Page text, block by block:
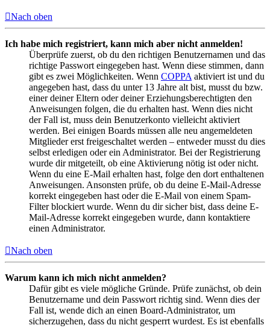
Nach oben
Ich habe mich registriert, kann mich aber nicht anmelden!
Überprüfe zuerst, ob du den richtigen Benutzernamen und das
richtige Passwort eingegeben hast. Wenn diese stimmen, dann
gibt es zwei Möglichkeiten. Wenn COPPA aktiviert ist und du
angegeben hast, dass du unter 13 Jahre alt bist, musst du bzw.
einer deiner Eltern oder deiner Erziehungsberechtigten den
Anweisungen folgen, die du erhalten hast. Wenn dies nicht
der Fall ist, muss dein Benutzerkonto vielleicht aktiviert
werden. Bei einigen Boards müssen alle neu angemeldeten
Mitglieder erst freigeschaltet werden – entweder musst du dies
selbst erledigen oder ein Administrator. Bei der Registrierung
wurde dir mitgeteilt, ob eine Aktivierung nötig ist oder nicht.
Wenn du eine E-Mail erhalten hast, folge den dort enthaltenen
Anweisungen. Ansonsten prüfe, ob du deine E-Mail-Adresse
korrekt eingegeben hast oder die E-Mail von einem Spam-
Filter blockiert wurde. Wenn du dir sicher bist, dass deine E-
Mail-Adresse korrekt eingegeben wurde, dann kontaktiere
einen Administrator.
Nach oben
Warum kann ich mich nicht anmelden?
Dafür gibt es viele mögliche Gründe. Prüfe zunächst, ob dein
Benutzername und dein Passwort richtig sind. Wenn dies der
Fall ist, wende dich an einen Board-Administrator, um
sicherzugehen, dass du nicht gesperrt wurdest. Es ist ebenfalls